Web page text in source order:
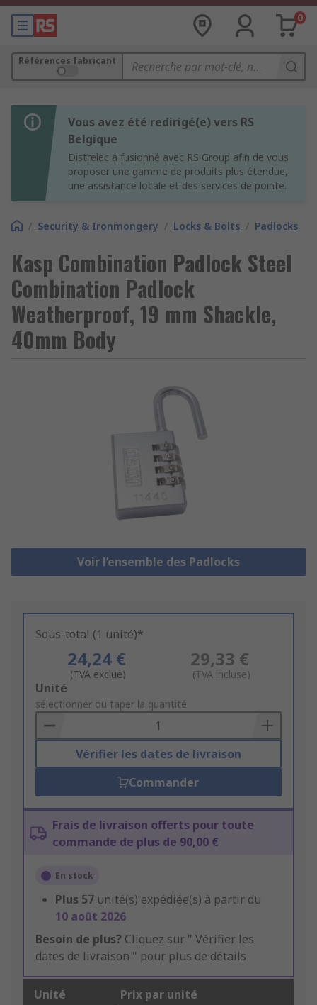
0
Références fabricant
Vous avez été redirigé(e) vers RS
Belgique
Distrelec a fusionné avec RS Group afin de vous
proposer une gamme de produits plus étendue,
une assistance locale et des services de pointe.
/ Security & Ironmongery / Locks & Bolts / Padlocks
Kasp Combination Padlock Steel
Combination Padlock
Weatherproof, 19 mm Shackle,
40mm Body
Voir l’ensemble des Padlocks
Sous-total (1 unité)*
24,24 €
(TVA exclue)
29,33 €
(TVA incluse)
Add
to
Basket
Unité
sélectionner ou taper la quantité
Vérifier les dates de livraison
Commander
Frais de livraison offerts pour toute
commande de plus de 90,00 €
En stock
Plus 57 unité(s) expédiée(s) à partir du
10 août 2026
Besoin de plus? Cliquez sur " Vérifier les
dates de livraison " pour plus de détails
Unité Prix par unité